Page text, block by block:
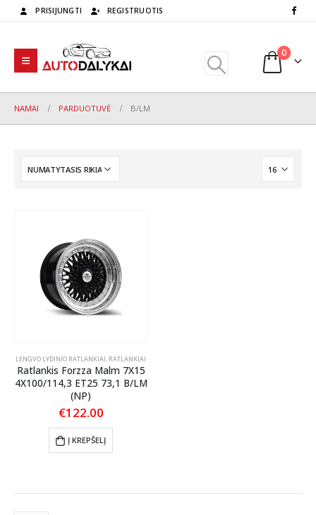
PRISIJUNGTI REGISTRUOTIS
0
NAMAI PARDUOTUVĖ B/LM
LENGVO LYDINIO RATLANKIAI, RATLANKIAI
Ratlankis Forzza Malm 7X15
4X100/114,3 ET25 73,1 B/LM
(NP)
€122.00
Į KREPŠELĮ